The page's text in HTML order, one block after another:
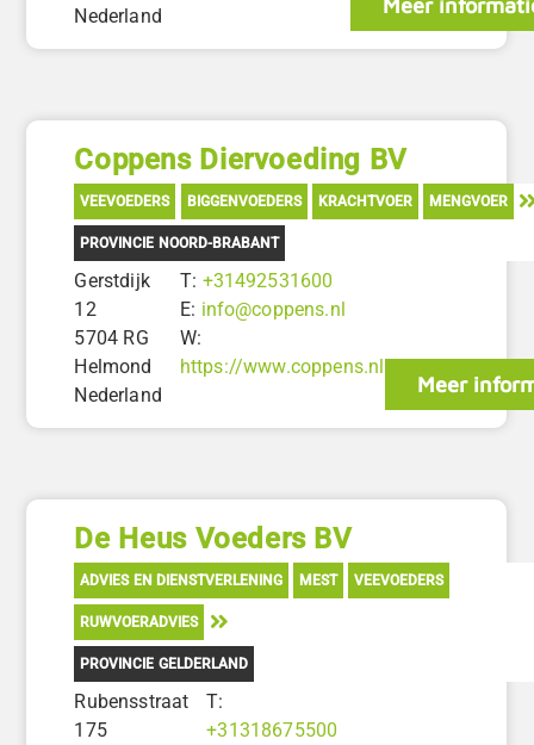
Nederland
Coppens Diervoeding BV
VEEVOEDERS BIGGENVOEDERS KRACHTVOER MENGVOER
PROVINCIE NOORD-BRABANT
Gerstdijk
12
5704 RG
Helmond
Nederland
T: +31492531600
E: info@coppens.nl
W:
https://www.coppens.nl
Meer
De Heus Voeders BV
ADVIES EN DIENSTVERLENING MEST VEEVOEDERS
RUWVOERADVIES
PROVINCIE GELDERLAND
Rubensstraat
175
T:
+31318675500